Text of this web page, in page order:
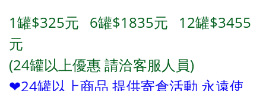
1罐$325元 6罐$1835元 12罐$3455
元
(24罐以上優惠 請洽客服人員)
❤24罐以上商品 提供寄倉活動 永遠使